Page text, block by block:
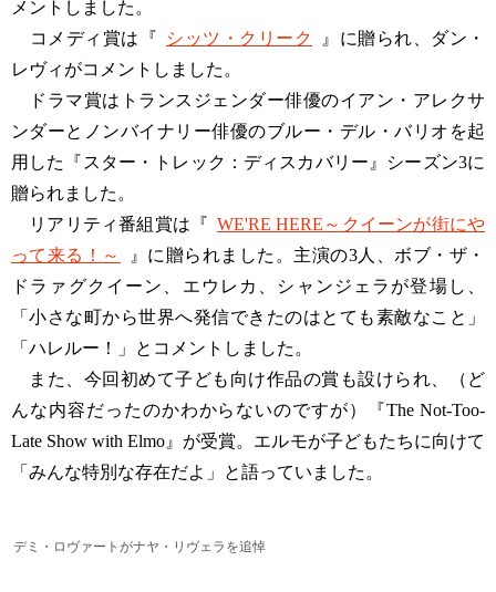
メントしました。
コメディ賞は『
シッツ・クリーク
』に贈られ、ダン・
レヴィがコメントしました。
ドラマ賞はトランスジェンダー俳優のイアン・アレクサ
ンダーとノンバイナリー俳優のブルー・デル・バリオを起
用した『スター・トレック：ディスカバリー』シーズン3に
贈られました。
リアリティ番組賞は『 WE'RE HERE～クイーンが街にや
って来る！～
』に贈られました。主演の3人、ボブ・ザ・
ドラァグクイーン、エウレカ、シャンジェラが登場し、
「小さな町から世界へ発信できたのはとても素敵なこと」
「ハレルー！」とコメントしました。
また、今回初めて子ども向け作品の賞も設けられ、（ど
んな内容だったのかわからないのですが）『The Not-Too-
Late Show with Elmo』が受賞。エルモが子どもたちに向けて
「みんな特別な存在だよ」と語っていました。
デミ・ロヴァートがナヤ・リヴェラを追悼